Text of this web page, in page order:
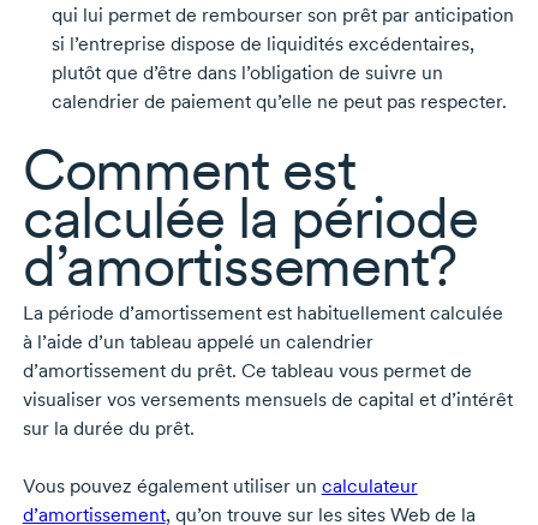
qui lui permet de rembourser son prêt par anticipation
si l’entreprise dispose de liquidités excédentaires,
plutôt que d’être dans l’obligation de suivre un
calendrier de paiement qu’elle ne peut pas respecter.
Comment est
calculée la période
d’amortissement?
La période d’amortissement est habituellement calculée
à l’aide d’un tableau appelé un calendrier
d’amortissement du prêt. Ce tableau vous permet de
visualiser vos versements mensuels de capital et d’intérêt
sur la durée du prêt.
Vous pouvez également utiliser un calculateur
d’amortissement, qu’on trouve sur les sites Web de la